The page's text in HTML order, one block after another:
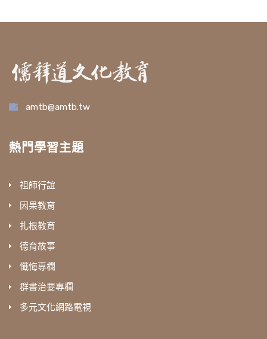
amtb@amtb.tw
熱門學習主題
祖師行誼
因果教育
扎根教育
德育故事
懺悔專欄
群書治要專欄
多元文化網路電視